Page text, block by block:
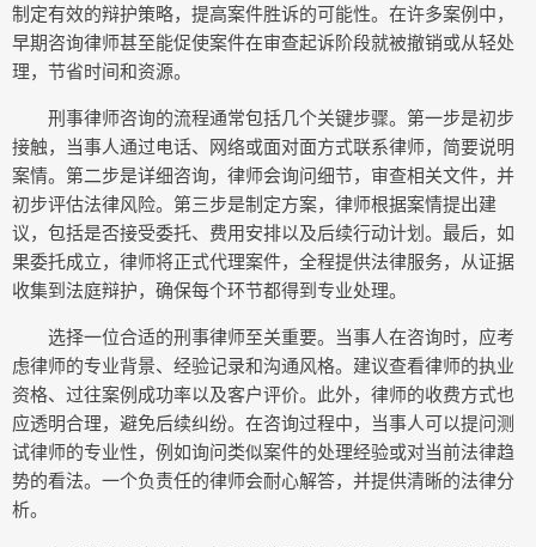
制定有效的辩护策略，提高案件胜诉的可能性。在许多案例中，
早期咨询律师甚至能促使案件在审查起诉阶段就被撤销或从轻处
理，节省时间和资源。
刑事律师咨询的流程通常包括几个关键步骤。第一步是初步
接触，当事人通过电话、网络或面对面方式联系律师，简要说明
案情。第二步是详细咨询，律师会询问细节，审查相关文件，并
初步评估法律风险。第三步是制定方案，律师根据案情提出建
议，包括是否接受委托、费用安排以及后续行动计划。最后，如
果委托成立，律师将正式代理案件，全程提供法律服务，从证据
收集到法庭辩护，确保每个环节都得到专业处理。
选择一位合适的刑事律师至关重要。当事人在咨询时，应考
虑律师的专业背景、经验记录和沟通风格。建议查看律师的执业
资格、过往案例成功率以及客户评价。此外，律师的收费方式也
应透明合理，避免后续纠纷。在咨询过程中，当事人可以提问测
试律师的专业性，例如询问类似案件的处理经验或对当前法律趋
势的看法。一个负责任的律师会耐心解答，并提供清晰的法律分
析。